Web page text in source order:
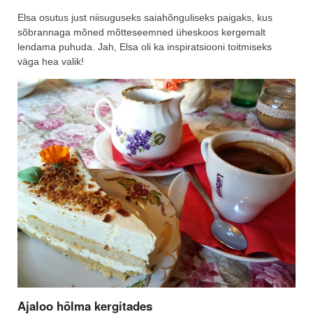
Elsa osutus just niisuguseks saiahõnguliseks paigaks, kus
sõbrannaga mõned mõtteseemned üheskoos kergemalt
lendama puhuda. Jah, Elsa oli ka inspiratsiooni toitmiseks
väga hea valik!
Ajaloo hõlma kergitades